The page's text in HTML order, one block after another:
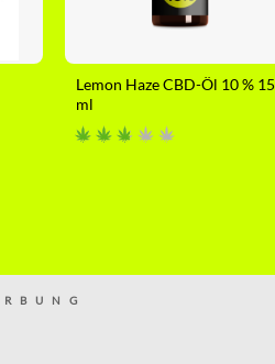
Lemon Haze CBD-Öl 10 % 15
ml